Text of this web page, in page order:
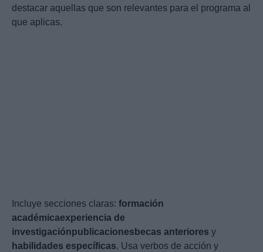
destacar aquellas que son relevantes para el programa al
que aplicas.
Incluye secciones claras: formación
académicaexperiencia de
investigaciónpublicaciones becas anteriores y
habilidades específicas. Usa verbos de acción y